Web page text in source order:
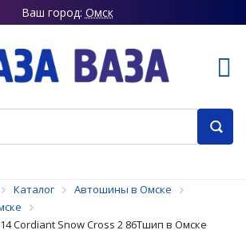
Ваш город: Омск
Каталог
Автошины в Омске
Cordiant Snow Cross 2 86Тшип в Омске